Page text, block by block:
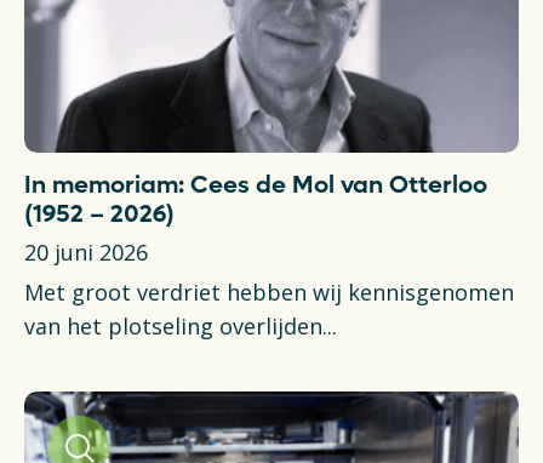
In memoriam: Cees de Mol van Otterloo
(1952 – 2026)
20 juni 2026
Met groot verdriet hebben wij kennisgenomen
van het plotseling overlijden...